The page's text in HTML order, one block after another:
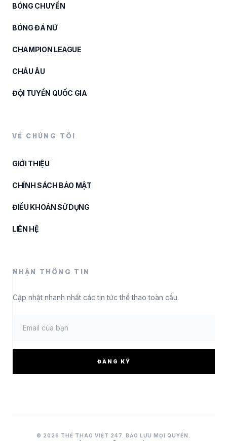
BÓNG CHUYỀN
BÓNG ĐÁ NỮ
CHAMPION LEAGUE
CHÂU ÂU
ĐỘI TUYỂN QUỐC GIA
VỀ CHÚNG TÔI
GIỚI THIỆU
CHÍNH SÁCH BẢO MẬT
ĐIỀU KHOẢN SỬ DỤNG
LIÊN HỆ
NHẬN THÔNG TIN
Cập nhật nhanh nhất các tin tức thể thao toàn cầu.
ĐĂNG KÝ
© 2026 THỂ THAO VIỆT 247. BẢO LƯU MỌI QUYỀN.